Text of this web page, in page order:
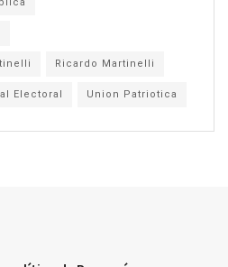
Ricardo Martinelli
Electoral Union Patriotica